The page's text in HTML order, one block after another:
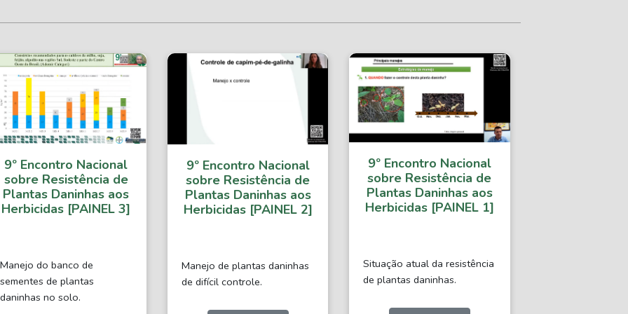
9º Encontro Nacional
sobre Resistência de
Plantas Daninhas aos
Herbicidas [PAINEL 3]
Manejo do banco de
sementes de plantas
daninhas no solo.
9º Encontro Nacional
sobre Resistência de
Plantas Daninhas aos
Herbicidas [PAINEL 2]
Manejo de plantas daninhas
de difícil controle.
9º Encontro Nacional
sobre Resistência de
Plantas Daninhas aos
Herbicidas [PAINEL 1]
Situação atual da resistência
de plantas daninhas.